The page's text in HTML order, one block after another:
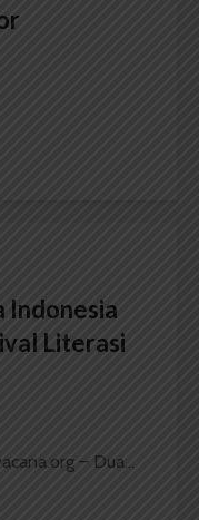
Indonesia
Literasi
– Dua...